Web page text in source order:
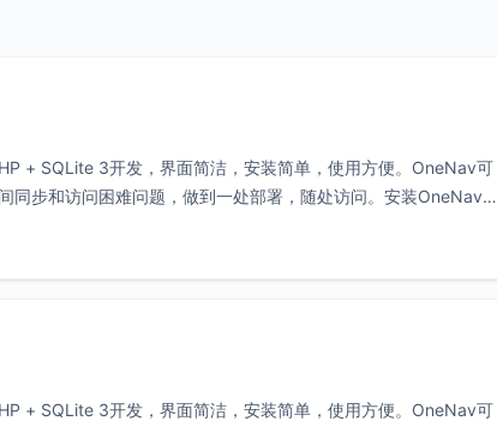
+ SQLite 3开发，界面简洁，安装简单，使用方便。OneNav可
步和访问困难问题，做到一处部署，随处访问。安装OneNav：
+ SQLite 3开发，界面简洁，安装简单，使用方便。OneNav可